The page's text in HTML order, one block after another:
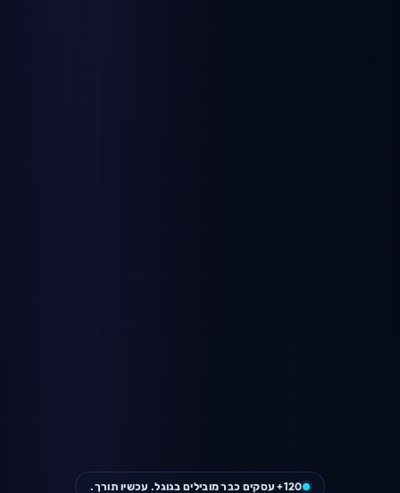
120+ עסקים כבר מובילים בגוגל. עכשיו תורך.